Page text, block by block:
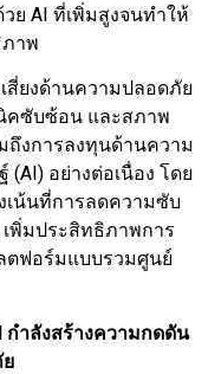
ย AI ที่เพิ่มสูงจนทำให้
าพ
สี่ยงด้านความปลอดภัย
คซับซ้อน และสภาพ
งการลงทุนด้านความ
อย่างต่อเนื่อง โดย
เน้นที่การลดความซับ
พิ่มประสิทธิภาพการ
ตฟอร์มแบบรวมศูนย์
ำลังสร้างความกดดัน